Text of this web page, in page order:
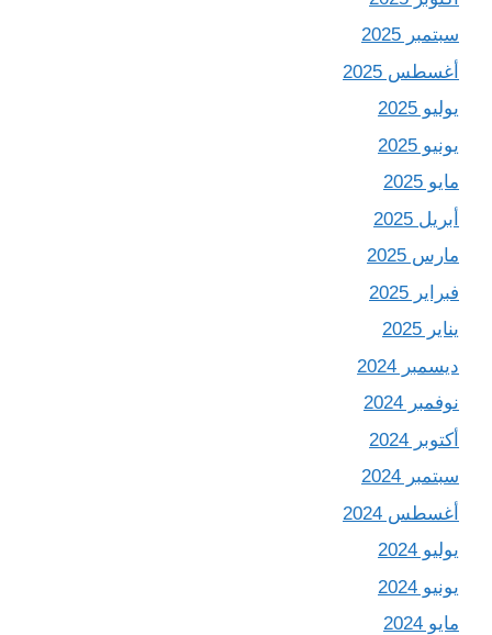
سبتمبر 2025
أغسطس 2025
يوليو 2025
يونيو 2025
مايو 2025
أبريل 2025
مارس 2025
فبراير 2025
يناير 2025
ديسمبر 2024
نوفمبر 2024
أكتوبر 2024
سبتمبر 2024
أغسطس 2024
يوليو 2024
يونيو 2024
مايو 2024